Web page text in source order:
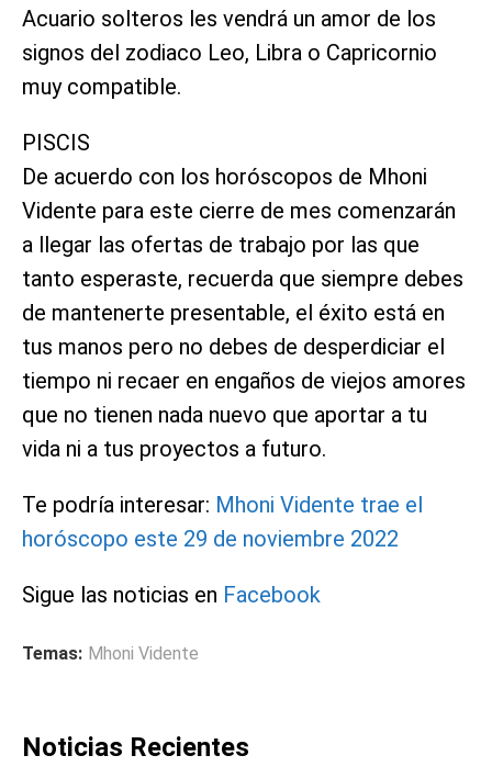
Acuario solteros les vendrá un amor de los
signos del zodiaco Leo, Libra o Capricornio
muy compatible.
PISCIS
De acuerdo con los horóscopos de Mhoni
Vidente para este cierre de mes comenzarán
a llegar las ofertas de trabajo por las que
tanto esperaste, recuerda que siempre debes
de mantenerte presentable, el éxito está en
tus manos pero no debes de desperdiciar el
tiempo ni recaer en engaños de viejos amores
que no tienen nada nuevo que aportar a tu
vida ni a tus proyectos a futuro.
Te podría interesar: Mhoni Vidente trae el
horóscopo este 29 de noviembre 2022
Sigue las noticias en Facebook
Temas: Mhoni Vidente
Noticias Recientes